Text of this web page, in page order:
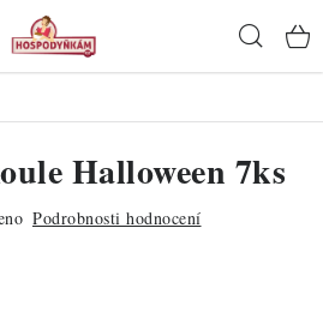
Halloween 7ks
Podrobnosti hodnocení